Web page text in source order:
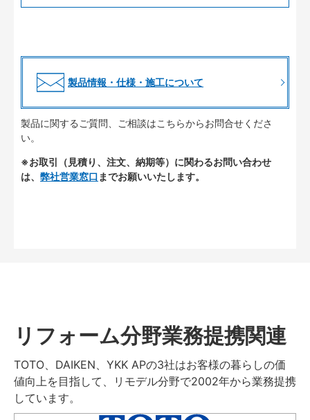
製品情報・仕様・施工について
製品に関するご質問、ご相談はこちらからお問合せくださ
い。
※お取引（見積り、注文、納期等）に関わるお問い合わせ
は、 弊社営業窓口 までお願いいたします。
リフォーム分野業務提携関連
TOTO、DAIKEN、YKK APの3社はお客様の暮らしの価
値向上を目指して、リモデル分野で2002年から業務提携
しています。